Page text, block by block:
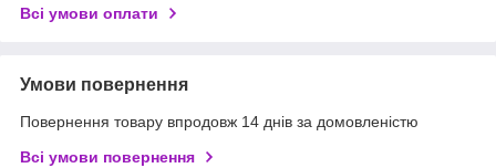
Всі умови оплати
Умови повернення
Повернення товару впродовж 14 днів за домовленістю
Всі умови повернення